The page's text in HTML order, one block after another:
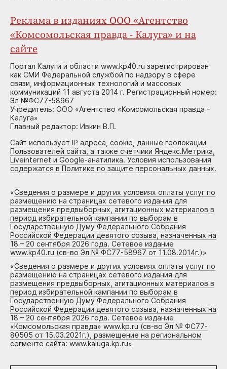
Реклама в изданиях ООО «Агентство
«Комсомольская правда - Калуга» и на
сайте
Портал Калуги и области www.kp40.ru зарегистрирован
как СМИ Федеральной службой по надзору в сфере
связи, информационных технологий и массовых
коммуникаций 11 августа 2014 г. Регистрационный номер:
Эл №ФС77-58967
Учредитель: ООО «Агентство «Комсомольская правда –
Калуга»
Главный редактор: Ивкин В.П.
Сайт использует IP адреса, cookie, данные геолокации
Пользователей сайта, а также счетчики Яндекс.Метрика,
Liveinternet и Google-анатилика. Условия использования
содержатся в Политике по защите персональных данных.
«Сведения о размере и других условиях оплаты услуг по
размещению на страницах сетевого издания для
размещения предвыборных, агитационных материалов в
период избирательной кампании по выборам в
Государственную Думу Федерального Собрания
Российской Федерации девятого созыва, назначенных на
18 – 20 сентября 2026 года. Сетевое издание
www.kp40.ru (св-во Эл № ФС77-58967 от 11.08.2014г.)»
«Сведения о размере и других условиях оплаты услуг по
размещению на страницах сетевого издания для
размещения предвыборных, агитационных материалов в
период избирательной кампании по выборам в
Государственную Думу Федерального Собрания
Российской Федерации девятого созыва, назначенных на
18 – 20 сентября 2026 года. Сетевое издание
«Комсомольская правда» www.kp.ru (св-во Эл № ФС77-
80505 от 15.03.2021г.), размещение на региональном
сегменте сайта: www.kaluga.kp.ru»